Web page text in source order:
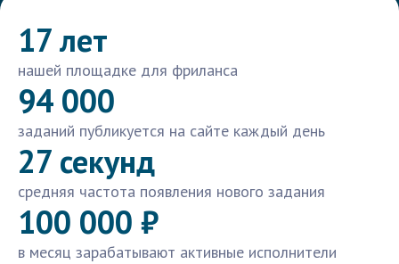
17 лет
нашей площадке для фриланса
94 000
заданий публикуется на сайте каждый день
27 секунд
средняя частота появления нового задания
100 000 ₽
в месяц зарабатывают активные исполнители